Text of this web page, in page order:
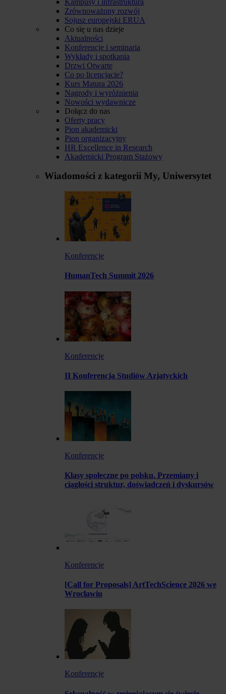
Zrównoważony rozwój
Sojusz europejski ERUA
Co się u nas dzieje
Aktualności
Konferencje i seminaria
Wykłady i spotkania
Drzwi Otwarte
Co po licencjacie?
Kurs Matura 2026
Nagrody i wyróżnienia
Nowości wydawnicze
Dołącz do nas
Oferty pracy
Pion akademicki
Pion organizacyjny
HR Excellence in Research
Akademicki Program Stażowy
Wiadomości z kategorii My, Uniwersytet
Konferencje
HumanTech Summit 2026
Konferencje
II Konferencja Studiów Azjatyckich
Konferencje
Klasy społeczne po polsku. Przemiany i
ciągłości struktur, doświadczeń i dyskursów
Konferencje
[Call for Proposals] ArtTechScience 2026 we
Wrocławiu
Konferencje